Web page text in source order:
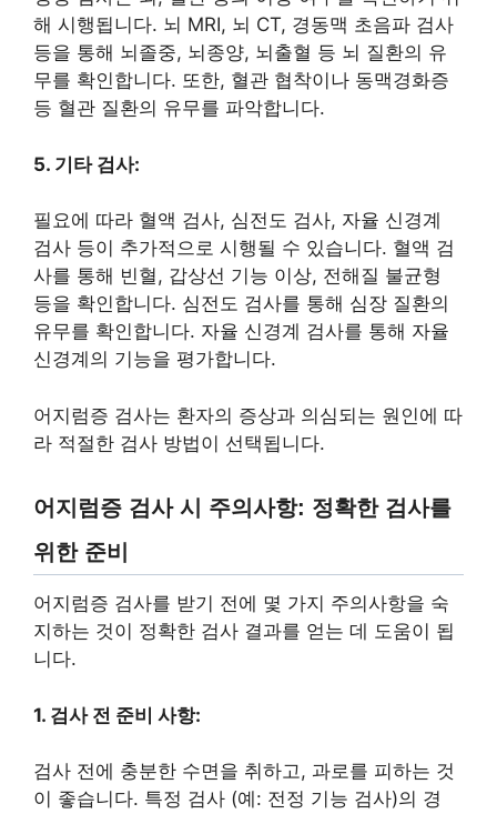
해 시행됩니다. 뇌 MRI, 뇌 CT, 경동맥 초음파 검사
등을 통해 뇌졸중, 뇌종양, 뇌출혈 등 뇌 질환의 유
무를 확인합니다. 또한, 혈관 협착이나 동맥경화증
등 혈관 질환의 유무를 파악합니다.
5. 기타 검사:
필요에 따라 혈액 검사, 심전도 검사, 자율 신경계
검사 등이 추가적으로 시행될 수 있습니다. 혈액 검
사를 통해 빈혈, 갑상선 기능 이상, 전해질 불균형
등을 확인합니다. 심전도 검사를 통해 심장 질환의
유무를 확인합니다. 자율 신경계 검사를 통해 자율
신경계의 기능을 평가합니다.
어지럼증 검사는 환자의 증상과 의심되는 원인에 따
라 적절한 검사 방법이 선택됩니다.
어지럼증 검사 시 주의사항: 정확한 검사를
위한 준비
어지럼증 검사를 받기 전에 몇 가지 주의사항을 숙
지하는 것이 정확한 검사 결과를 얻는 데 도움이 됩
니다.
1. 검사 전 준비 사항:
검사 전에 충분한 수면을 취하고, 과로를 피하는 것
이 좋습니다. 특정 검사 (예: 전정 기능 검사)의 경